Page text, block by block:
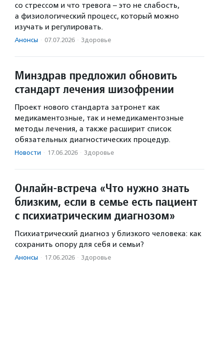
со стрессом и что тревога – это не слабость,
а физиологический процесс, который можно
изучать и регулировать.
Анонсы · 07.07.2026 · Здоровье
Минздрав предложил обновить
стандарт лечения шизофрении
Проект нового стандарта затронет как
медикаментозные, так и немедикаментозные
методы лечения, а также расширит список
обязательных диагностических процедур.
Новости · 17.06.2026 · Здоровье
Онлайн-встреча «Что нужно знать
близким, если в семье есть пациент
с психиатрическим диагнозом»
Психиатрический диагноз у близкого человека: как
сохранить опору для себя и семьи?
Анонсы · 17.06.2026 · Здоровье